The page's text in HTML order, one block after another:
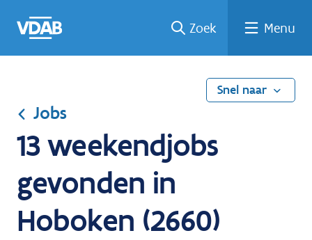
naar
een
een
job
naar
Zoek Menu
Snel naar
Jobs
13 weekendjobs
gevonden in
Hoboken (2660)